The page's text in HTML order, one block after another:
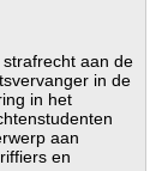
aan de
in de
in het
aan
en